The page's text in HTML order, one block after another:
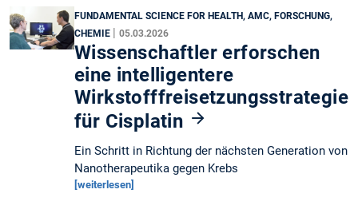
FUNDAMENTAL SCIENCE FOR HEALTH, AMC, FORSCHUNG,
CHEMIE | 05.03.2026
Wissenschaftler erforschen
eine intelligentere
Wirkstofffreisetzungsstrategie
für Cisplatin
Ein Schritt in Richtung der nächsten Generation von
Nanotherapeutika gegen Krebs
[weiterlesen]